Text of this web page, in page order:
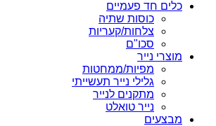
כלים חד פעמיים
כוסות שתיה
צלחות/קעריות
סכו"ם
מוצרי נייר
מפיות/ממחטות
גלילי נייר תעשייתי
מתקנים לנייר
נייר טואלט
מבצעים